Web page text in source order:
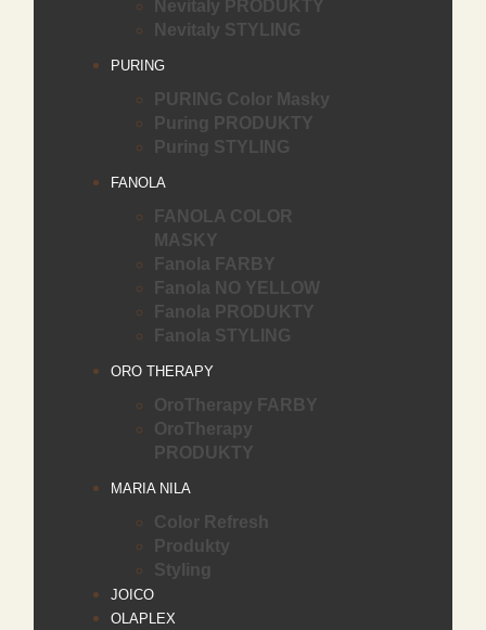
Nevitaly PRODUKTY
Nevitaly STYLING
PURING
PURING Color Masky
Puring PRODUKTY
Puring STYLING
FANOLA
FANOLA COLOR
MASKY
Fanola FARBY
Fanola NO YELLOW
Fanola PRODUKTY
Fanola STYLING
ORO THERAPY
OroTherapy FARBY
OroTherapy
PRODUKTY
MARIA NILA
Color Refresh
Produkty
Styling
JOICO
OLAPLEX